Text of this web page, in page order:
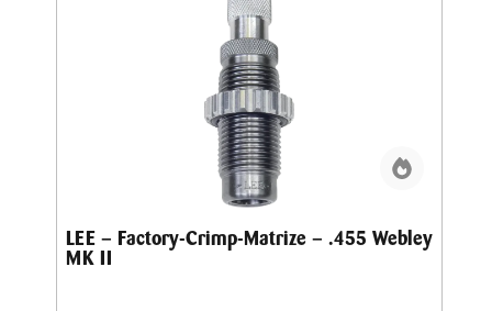
Magnum-Revolverladungen werden die Geschosse sicher in
LEE – Factory-Crimp-Matrize – .455 Webley
MK II